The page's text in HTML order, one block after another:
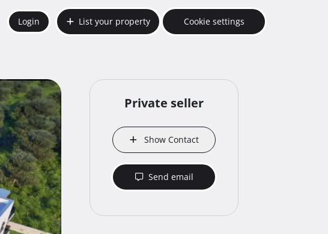
Login List your property Cookie settings
Private seller
Show Contact
Send email